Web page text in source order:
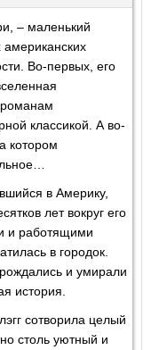
– маленький
Во-первых, его
классикой. А во-
котором
в Америку,
лет вокруг его
и работящими
в городок.
и умирали
история.
сотворила целый
столь уютный и